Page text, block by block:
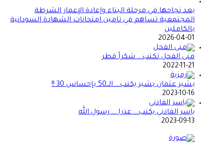
بعد نجاحها في مرحلة البناء وإعادة الإعمار الشرطة
المجتمعية تساهم في تامين امتحانات الشهادة السودانية
بالكاملين
2026-04-01
منى الفحل تكتب… شكراً قطر
2022-11-21
بشير عثمان بشير يكتب… الــ50 بإحساس 30 !!
2023-10-16
ياسر الفادني يكتب… عذرا … رسول الله
2023-09-13